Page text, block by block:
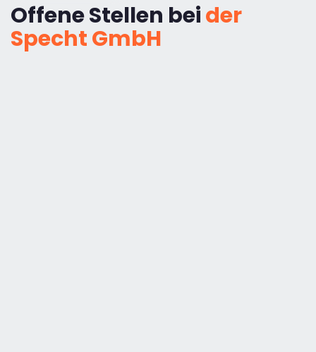
Offene Stellen beider
Specht GmbH